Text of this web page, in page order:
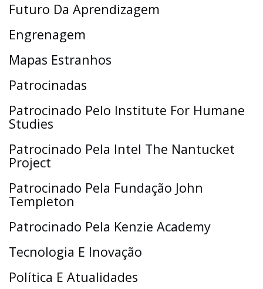
Futuro Da Aprendizagem
Engrenagem
Mapas Estranhos
Patrocinadas
Patrocinado Pelo Institute For Humane
Studies
Patrocinado Pela Intel The Nantucket
Project
Patrocinado Pela Fundação John
Templeton
Patrocinado Pela Kenzie Academy
Tecnologia E Inovação
Política E Atualidades